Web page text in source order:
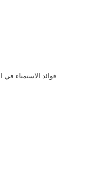
فوائد الاستمناء في